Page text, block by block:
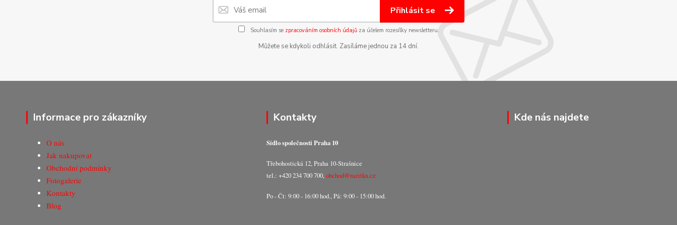
Přihlásit se
Souhlasím se zpracováním osobních údajůza účelem rozesílky newsletteru.
Můžete se kdykoli odhlásit. Zasíláme jednou za 14 dní.
Informace pro zákazníky
O nás
Jak nakupovat
Obchodní podmínky
Fotogalerie
Kontakty
Blog
Kontakty
Sídlo společnosti Praha 10
Třebohostická 12, Praha 10-Strašnice
tel.: +420 234 700 700,obchod@razitka.cz
Po - Čt: 9:00 - 16:00 hod., Pá: 9:00 - 15:00 hod.
Kde nás najdete